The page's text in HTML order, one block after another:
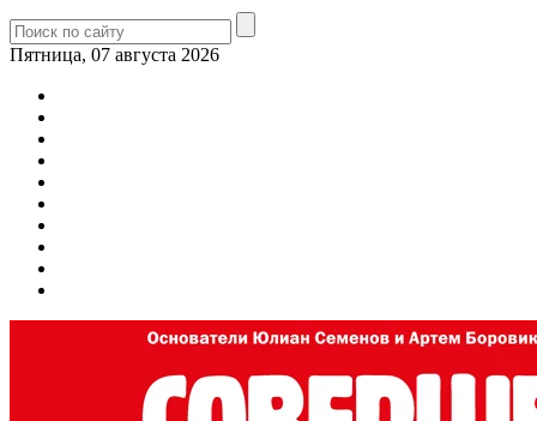
Пятница, 07 августа 2026